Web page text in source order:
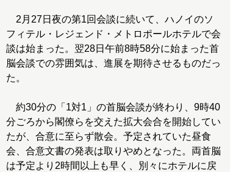
2月27日夜の第1回会談に続いて、ハノイのソ
フィテル・レジェンド・メトロポールホテルで会
談は始まった。翌28日午前8時58分に始まった首
脳会談での雰囲気は、進展を期待させるものだっ
た。
約30分の「1対1」の首脳会談が終わり、9時40
分ごろから閣僚らを交えた拡大会合を開始してい
たが、合意に至らず散会。予定されていた昼食
会、合意文書の発表は取りやめとなった。両首脳
は予定より2時間以上も早く、別々にホテルに戻